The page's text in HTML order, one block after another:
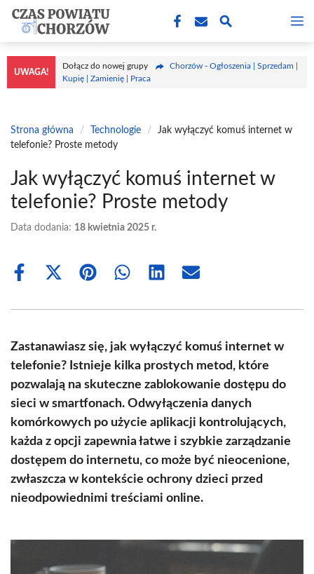
Przejdź
treści
UWAGA!
Dołącz do nowej grupy
Chorzów - Ogłoszenia | Sprzedam |
Kupię | Zamienię | Praca
Strona główna / Technologie /
Jak wyłączyć komuś internet w
telefonie? Proste metody
Jak wyłączyć komuś internet w
telefonie? Proste metody
Data dodania: 18 kwietnia 2025 r.
Share
Share
(Twitter)
Share Share Share Share
Zastanawiasz się, jak wyłączyć komuś internet w
telefonie? Istnieje kilka prostych metod, które
pozwalają na skuteczne zablokowanie dostępu do
sieci w smartfonach. Odwyłączenia danych
komórkowych po użycie aplikacji kontrolujących,
każda z opcji zapewnia łatwe i szybkie zarządzanie
dostępem do internetu, co może być nieocenione,
zwłaszcza w kontekście ochrony dzieci przed
nieodpowiednimi treściami online.